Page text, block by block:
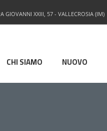
GIOVANNI XXIII, 57 - VALLECROSIA (IM)
CHI SIAMO NUOVO